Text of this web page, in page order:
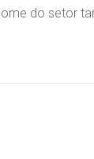
do setor